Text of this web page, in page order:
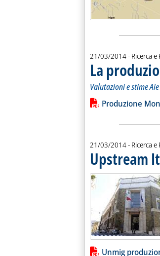
21/03/2014- Ricerca
La
Valutazioni e stime Aie
Leggi tutta la
Lista allegati
Produzione
21/03/2014- Ricerca
Upstream
Lista allegati
Unmig